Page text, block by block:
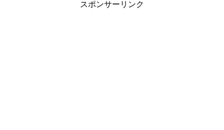
スポンサーリンク